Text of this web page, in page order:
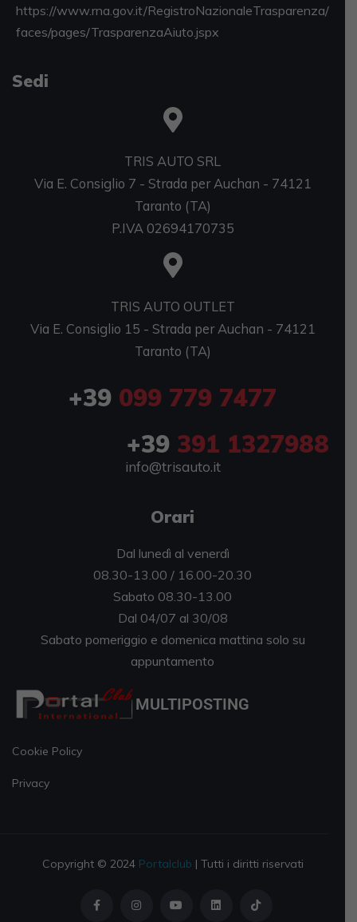
https://www.rna.gov.it/RegistroNazionaleTrasparenza/
faces/pages/TrasparenzaAiuto.jspx
Sedi
TRIS AUTO SRL
Via E. Consiglio 7 - Strada per Auchan - 74121
Taranto (TA)
P.IVA 02694170735
TRIS AUTO OUTLET
Via E. Consiglio 15 - Strada per Auchan - 74121
Taranto (TA)
+39 099 779 7477
+39 391 1327988
info@trisauto.it
Orari
Dal lunedì al venerdì
08.30-13.00 / 16.00-20.30
Sabato 08.30-13.00
Dal 04/07 al 30/08
Sabato pomeriggio e domenica mattina solo su
appuntamento
MULTIPOSTING
Cookie Policy
Privacy
Copyright © 2024 Portalclub | Tutti i diritti riservati